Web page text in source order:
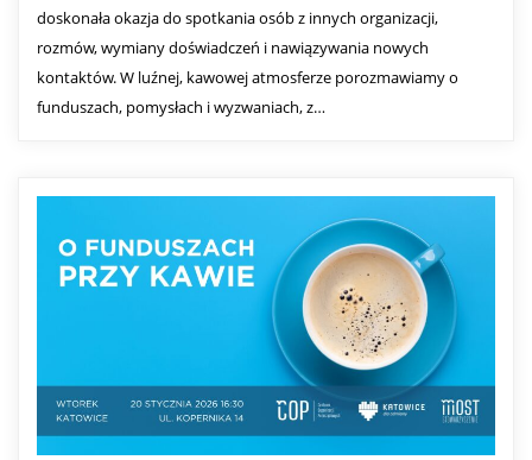
doskonała okazja do spotkania osób z innych organizacji,
rozmów, wymiany doświadczeń i nawiązywania nowych
kontaktów. W luźnej, kawowej atmosferze porozmawiamy o
funduszach, pomysłach i wyzwaniach, z…